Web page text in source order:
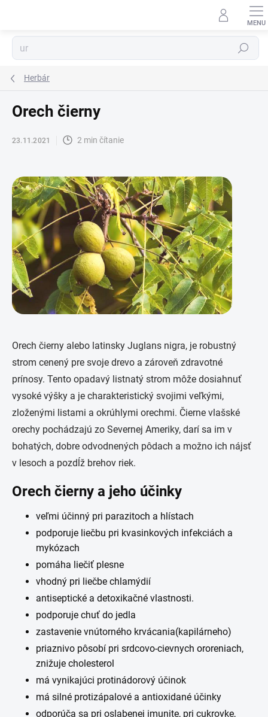
Hľadať
Herbár
Orech čierny
23.11.2021 2 min čítanie
Orech čierny alebo latinsky Juglans nigra, je robustný
strom cenený pre svoje drevo a zároveň zdravotné
prínosy. Tento opadavý listnatý strom môže dosiahnuť
vysoké výšky a je charakteristický svojimi veľkými,
zloženými listami a okrúhlymi orechmi. Čierne vlašské
orechy pochádzajú zo Severnej Ameriky, darí sa im v
bohatých, dobre odvodnených pôdach a možno ich nájsť
v lesoch a pozdĺž brehov riek.
Orech čierny a jeho účinky
veľmi účinný pri parazitoch a hlístach
podporuje liečbu pri kvasinkových infekciách a
mykózach
pomáha liečiť plesne
vhodný pri liečbe chlamýdií
antiseptické a detoxikačné vlastnosti.
podporuje chuť do jedla
zastavenie vnútorného krvácania(kapilárneho)
priaznivo pôsobí pri srdcovo-cievnych ororeniach,
znižuje cholesterol
má vynikajúci protinádorový účinok
má silné protizápalové a antioxidané účinky
odporúča sa pri oslabenej imunite, pri cukrovke,